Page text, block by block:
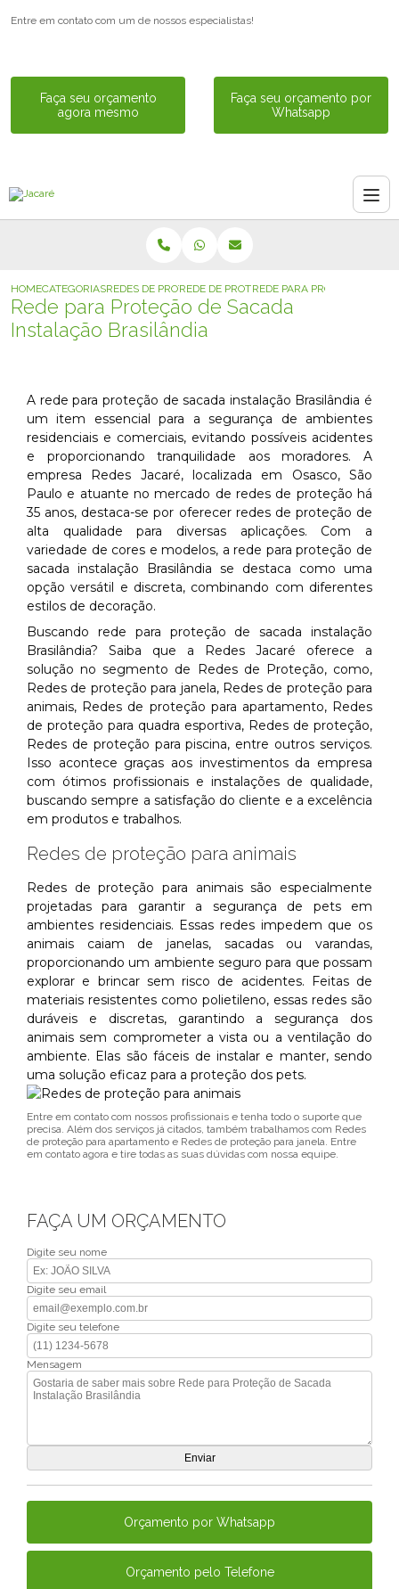
Entre em contato com um de nossos especialistas!
Faça seu orçamento
agora mesmo
Faça seu orçamento por
Whatsapp
HOMECATEGORIASREDES DE PROTECAOREDE DE PROTECAO PRETAREDE PARA PROTECAO DE
Rede para Proteção de Sacada
Instalação Brasilândia
A rede para proteção de sacada instalação Brasilândia é
um item essencial para a segurança de ambientes
residenciais e comerciais, evitando possíveis acidentes
e proporcionando tranquilidade aos moradores. A
empresa Redes Jacaré, localizada em Osasco, São
Paulo e atuante no mercado de redes de proteção há
35 anos, destaca-se por oferecer redes de proteção de
alta qualidade para diversas aplicações. Com a
variedade de cores e modelos, a rede para proteção de
sacada instalação Brasilândia se destaca como uma
opção versátil e discreta, combinando com diferentes
estilos de decoração.
Buscando rede para proteção de sacada instalação
Brasilândia? Saiba que a Redes Jacaré oferece a
solução no segmento de Redes de Proteção, como,
Redes de proteção para janela, Redes de proteção para
animais, Redes de proteção para apartamento, Redes
de proteção para quadra esportiva, Redes de proteção,
Redes de proteção para piscina, entre outros serviços.
Isso acontece graças aos investimentos da empresa
com ótimos profissionais e instalações de qualidade,
buscando sempre a satisfação do cliente e a excelência
em produtos e trabalhos.
Redes de proteção para animais
Redes de proteção para animais são especialmente
projetadas para garantir a segurança de pets em
ambientes residenciais. Essas redes impedem que os
animais caiam de janelas, sacadas ou varandas,
proporcionando um ambiente seguro para que possam
explorar e brincar sem risco de acidentes. Feitas de
materiais resistentes como polietileno, essas redes são
duráveis e discretas, garantindo a segurança dos
animais sem comprometer a vista ou a ventilação do
ambiente. Elas são fáceis de instalar e manter, sendo
uma solução eficaz para a proteção dos pets.
Entre em contato com nossos profissionais e tenha todo o suporte que
precisa. Além dos serviços já citados, também trabalhamos com Redes
de proteção para apartamento e Redes de proteção para janela. Entre
em contato agora e tire todas as suas dúvidas com nossa equipe.
FAÇA UM ORÇAMENTO
Digite seu nome
Digite seu email
Digite seu telefone
Mensagem
Orçamento por Whatsapp
Orçamento pelo Telefone